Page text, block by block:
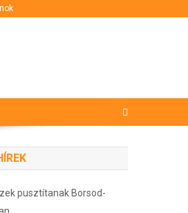
pusztítanak Borsod-